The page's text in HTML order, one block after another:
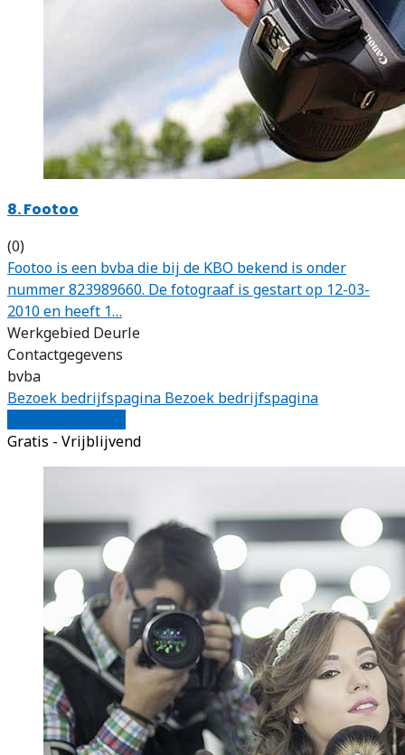
8. Footoo
(0)
Footoo is een bvba die bij de KBO bekend is onder
nummer 823989660. De fotograaf is gestart op 12-03-
2010 en heeft 1…
Werkgebied Deurle
Contactgegevens
bvba
Bezoek bedrijfspagina Bezoek bedrijfspagina
Gratis - Vrijblijvend